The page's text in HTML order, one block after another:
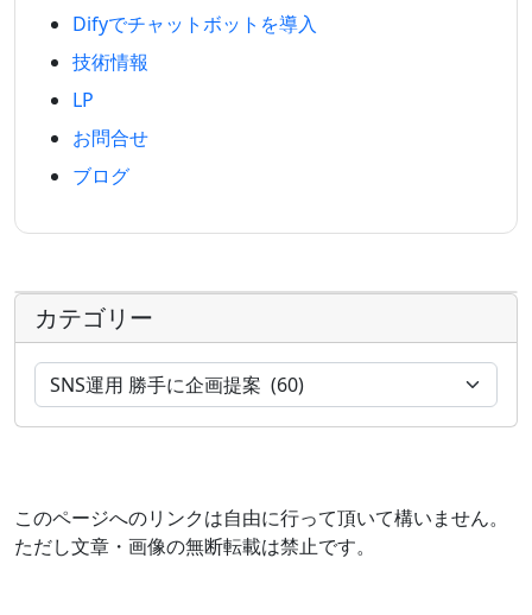
Difyでチャットボットを導入
技術情報
LP
お問合せ
ブログ
カテゴリー
このページへのリンクは自由に行って頂いて構いません。
ただし文章・画像の無断転載は禁止です。